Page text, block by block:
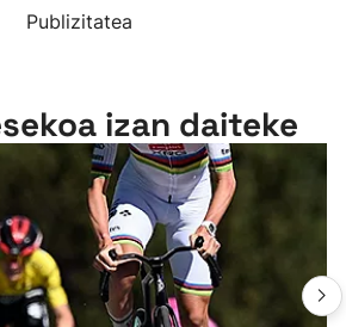
Publizitatea
izan daiteke